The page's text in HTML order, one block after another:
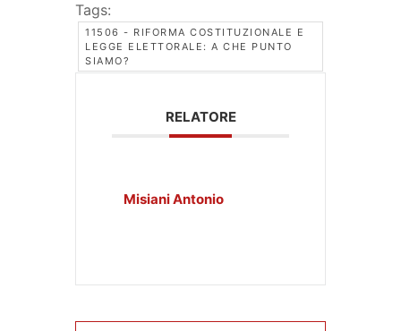
Tags:
11506 - RIFORMA COSTITUZIONALE E
LEGGE ELETTORALE: A CHE PUNTO
SIAMO?
RELATORE
Misiani Antonio